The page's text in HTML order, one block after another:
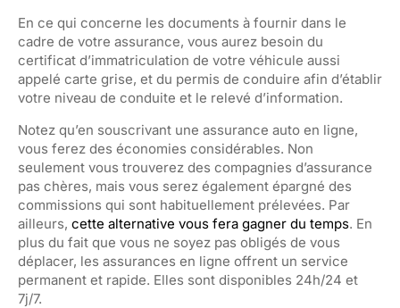
En ce qui concerne les documents à fournir dans le
cadre de votre assurance, vous aurez besoin du
certificat d’immatriculation de votre véhicule aussi
appelé carte grise, et du permis de conduire afin d’établir
votre niveau de conduite et le relevé d’information.
Notez qu’en souscrivant une assurance auto en ligne,
vous ferez des économies considérables. Non
seulement vous trouverez des compagnies d’assurance
pas chères, mais vous serez également épargné des
commissions qui sont habituellement prélevées. Par
ailleurs, cette alternative vous fera gagner du temps. En
plus du fait que vous ne soyez pas obligés de vous
déplacer, les assurances en ligne offrent un service
permanent et rapide. Elles sont disponibles 24h/24 et
7j/7.